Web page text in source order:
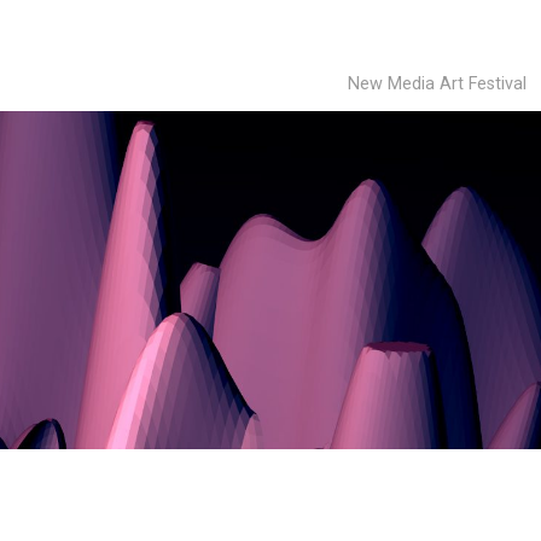
New Media Art Festival